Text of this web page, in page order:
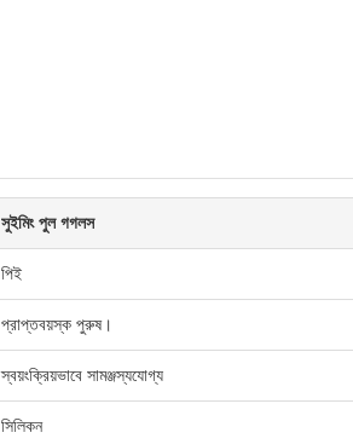
সুইমিং পুল গগলস
পিই
প্রাপ্তবয়স্ক পুরুষ।
স্বয়ংক্রিয়ভাবে সামঞ্জস্যযোগ্য
সিলিকন